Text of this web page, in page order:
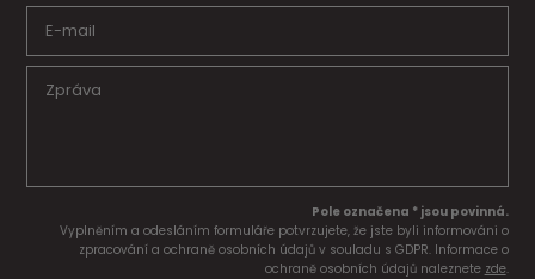
Pole označena * jsou povinná.
Vyplněním a odesláním formuláře potvrzujete, že jste byli informováni o
zpracování a ochraně osobních údajů v souladu s GDPR. Informace o
ochraně osobních údajů naleznete zde.